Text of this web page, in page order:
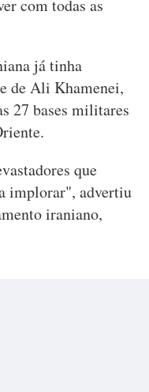
com todas as
já tinha
de Ali Khamenei,
27 bases militares
que
implorar", advertiu
iraniano,